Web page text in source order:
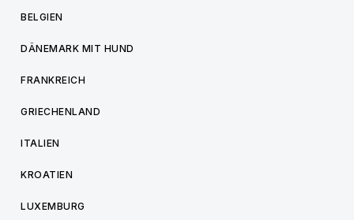
BELGIEN
DÄNEMARK MIT HUND
FRANKREICH
GRIECHENLAND
ITALIEN
KROATIEN
LUXEMBURG